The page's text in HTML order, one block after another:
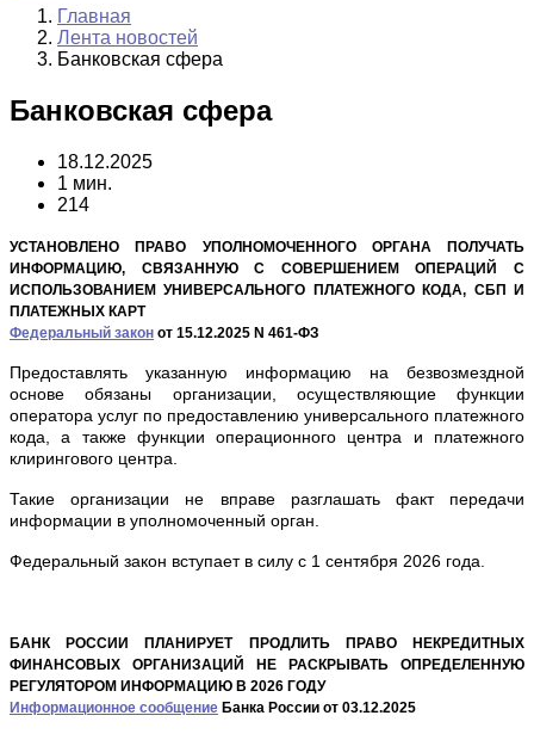
Главная
Лента новостей
Банковская сфера
Банковская сфера
18.12.2025
1 мин.
214
УСТАНОВЛЕНО ПРАВО УПОЛНОМОЧЕННОГО ОРГАНА ПОЛУЧАТЬ
ИНФОРМАЦИЮ, СВЯЗАННУЮ С СОВЕРШЕНИЕМ ОПЕРАЦИЙ С
ИСПОЛЬЗОВАНИЕМ УНИВЕРСАЛЬНОГО ПЛАТЕЖНОГО КОДА, СБП И
ПЛАТЕЖНЫХ КАРТ
Федеральный закон от 15.12.2025 N 461-ФЗ
Предоставлять указанную информацию на безвозмездной
основе обязаны организации, осуществляющие функции
оператора услуг по предоставлению универсального платежного
кода, а также функции операционного центра и платежного
клирингового центра.
Такие организации не вправе разглашать факт передачи
информации в уполномоченный орган.
Федеральный закон вступает в силу с 1 сентября 2026 года.
БАНК РОССИИ ПЛАНИРУЕТ ПРОДЛИТЬ ПРАВО НЕКРЕДИТНЫХ
ФИНАНСОВЫХ ОРГАНИЗАЦИЙ НЕ РАСКРЫВАТЬ ОПРЕДЕЛЕННУЮ
РЕГУЛЯТОРОМ ИНФОРМАЦИЮ В 2026 ГОДУ
Информационное сообщение Банка России от 03.12.2025